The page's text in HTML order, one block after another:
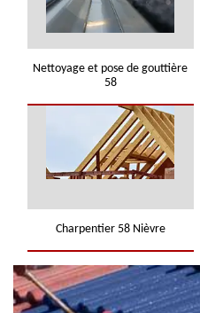
Nettoyage et pose de gouttière
58
Charpentier 58 Nièvre